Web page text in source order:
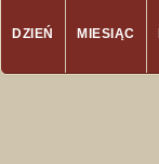
DZIEŃ MIESIĄC